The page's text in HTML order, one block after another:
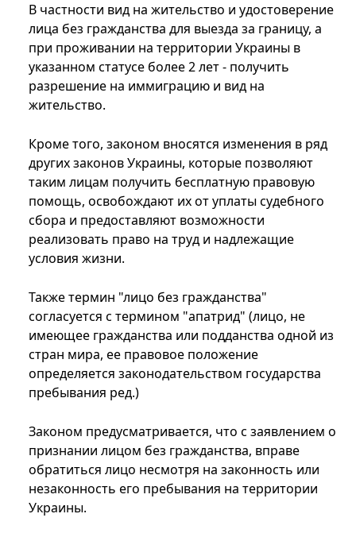
В частности вид на жительство и удостоверение
лица без гражданства для выезда за границу, а
при проживании на территории Украины в
указанном статусе более 2 лет - получить
разрешение на иммиграцию и вид на
жительство.
Кроме того, законом вносятся изменения в ряд
других законов Украины, которые позволяют
таким лицам получить бесплатную правовую
помощь, освобождают их от уплаты судебного
сбора и предоставляют возможности
реализовать право на труд и надлежащие
условия жизни.
Также термин "лицо без гражданства"
согласуется с термином "апатрид" (лицо, не
имеющее гражданства или подданства одной из
стран мира, ее правовое положение
определяется законодательством государства
пребывания ред.)
Законом предусматривается, что с заявлением о
признании лицом без гражданства, вправе
обратиться лицо несмотря на законность или
незаконность его пребывания на территории
Украины.